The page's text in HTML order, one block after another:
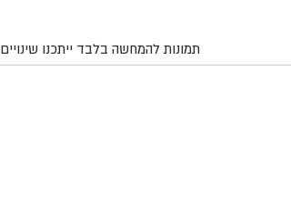
*תמונות להמחשה בלבד ייתכנו שינויים